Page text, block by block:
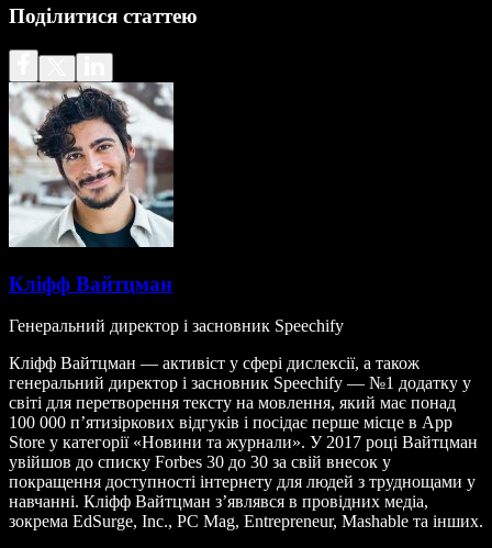
Поділитися статтею
Кліфф Вайтцман
Генеральний директор і засновник Speechify
Кліфф Вайтцман — активіст у сфері дислексії, а також
генеральний директор і засновник Speechify — №1 додатку у
світі для перетворення тексту на мовлення, який має понад
100 000 п’ятизіркових відгуків і посідає перше місце в App
Store у категорії «Новини та журнали». У 2017 році Вайтцман
увійшов до списку Forbes 30 до 30 за свій внесок у
покращення доступності інтернету для людей з труднощами у
навчанні. Кліфф Вайтцман з’являвся в провідних медіа,
зокрема EdSurge, Inc., PC Mag, Entrepreneur, Mashable та інших.